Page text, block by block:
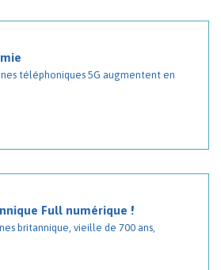
téléphoniques 5G augmentent en
Full numérique !
britannique, vieille de 700 ans,